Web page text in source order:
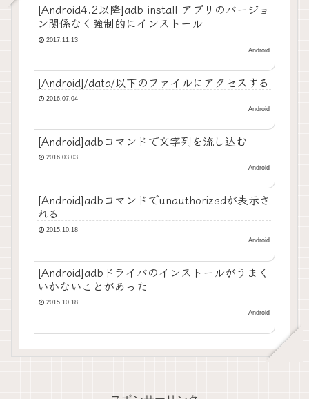
[Android4.2以降]adb install アプリのバージョ
ン関係なく強制的にインストール
2017.11.13
Android
[Android]/data/以下のファイルにアクセスする
2016.07.04
Android
[Android]adbコマンドで文字列を流し込む
2016.03.03
Android
[Android]adbコマンドでunauthorizedが表示さ
れる
2015.10.18
Android
[Android]adbドライバのインストールがうまく
いかないことがあった
2015.10.18
Android